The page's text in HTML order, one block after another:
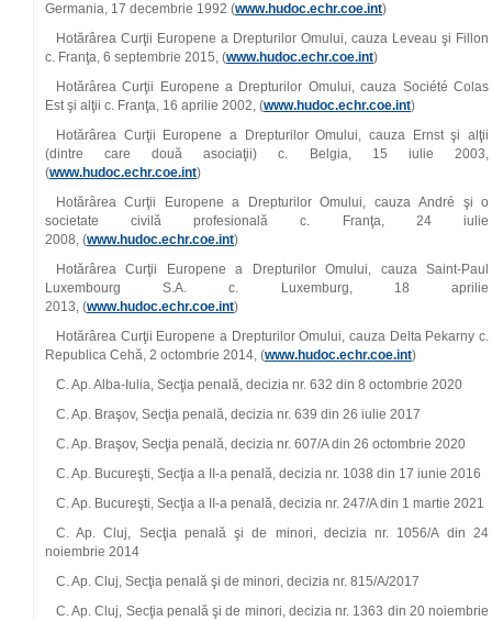
Germania, 17 decembrie 1992 (www.hudoc.echr.coe.int)
Hotărârea Curţii Europene a Drepturilor Omului, cauza Leveau şi Fillon
c. Franţa, 6 septembrie 2015, (www.hudoc.echr.coe.int)
Hotărârea Curţii Europene a Drepturilor Omului, cauza Société Colas
Est şi alţii c. Franţa, 16 aprilie 2002, (www.hudoc.echr.coe.int)
Hotărârea Curţii Europene a Drepturilor Omului, cauza Ernst şi alţii
(dintre care două asociaţii) c. Belgia, 15 iulie 2003,
(www.hudoc.echr.coe.int)
Hotărârea Curţii Europene a Drepturilor Omului, cauza André şi o
societate civilă profesională c. Franţa, 24 iulie
2008, (www.hudoc.echr.coe.int)
Hotărârea Curţii Europene a Drepturilor Omului, cauza Saint‑Paul
Luxembourg S.A. c. Luxemburg, 18 aprilie
2013, (www.hudoc.echr.coe.int)
Hotărârea Curţii Europene a Drepturilor Omului, cauza Delta Pekarny c.
Republica Cehă, 2 octombrie 2014, (www.hudoc.echr.coe.int)
C. Ap. Alba‑Iulia, Secţia penală, decizia nr. 632 din 8 octombrie 2020
C. Ap. Braşov, Secţia penală, decizia nr. 639 din 26 iulie 2017
C. Ap. Braşov, Secţia penală, decizia nr. 607/A din 26 octombrie 2020
C. Ap. Bucureşti, Secţia a II‑a penală, decizia nr. 1038 din 17 iunie 2016
C. Ap. Bucureşti, Secţia a II‑a penală, decizia nr. 247/A din 1 martie 2021
C. Ap. Cluj, Secţia penală şi de minori, decizia nr. 1056/A din 24
noiembrie 2014
C. Ap. Cluj, Secţia penală şi de minori, decizia nr. 815/A/2017
C. Ap. Cluj, Secţia penală şi de minori, decizia nr. 1363 din 20 noiembrie